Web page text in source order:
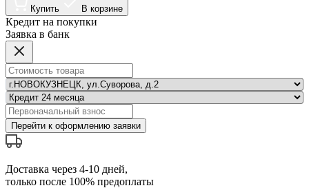
Купить В корзине
Кредит на покупки
Заявка в банк
Перейти к оформлению заявки
Доставка через 4-10 дней,
только после 100% предоплаты